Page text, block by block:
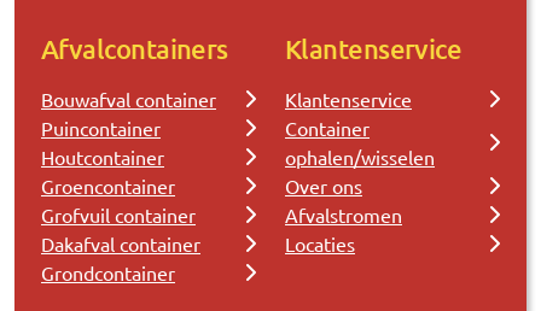
Afvalcontainers
Bouwafval container
Puincontainer
Houtcontainer
Groencontainer
Grofvuil container
Dakafval container
Grondcontainer
Klantenservice
Klantenservice
Container
ophalen/wisselen
Over ons
Afvalstromen
Locaties